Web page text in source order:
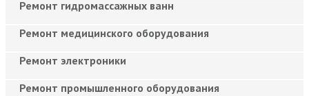
Ремонт гидромассажных ванн
Ремонт медицинского оборудования
Ремонт электроники
Ремонт промышленного оборудования